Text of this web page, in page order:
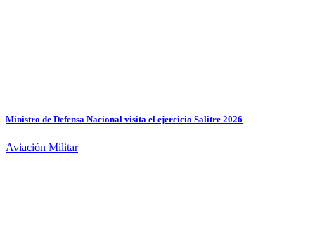
Ministro de Defensa Nacional visita el ejercicio Salitre 2026
Aviación Militar